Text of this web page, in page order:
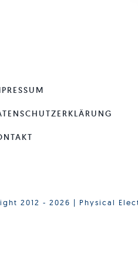
2012 - 2026 | Physical